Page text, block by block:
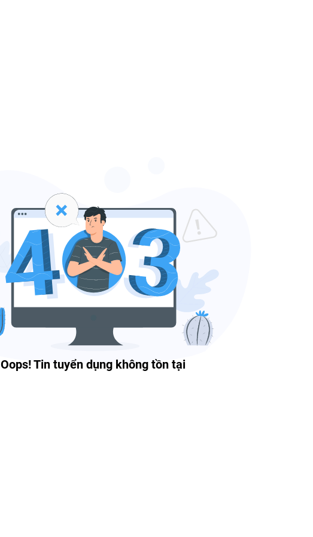
Oops! Tin tuyển dụng không tồn tại